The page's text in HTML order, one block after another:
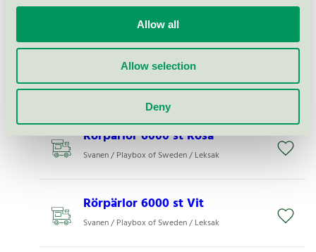
Allow all
Allow selection
Deny
Svanen / Playbox of Sweden / Leksak
Rörpärlor 1000 st ljusbrun
Svanen / Playbox of Sweden / Leksak
Rörpärlor 6000 st Rosa
Svanen / Playbox of Sweden / Leksak
Rörpärlor 6000 st Vit
Svanen / Playbox of Sweden / Leksak